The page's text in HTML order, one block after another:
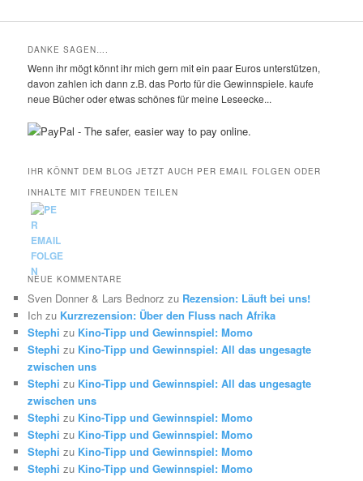
DANKE SAGEN….
Wenn ihr mögt könnt ihr mich gern mit ein paar Euros unterstützen,
davon zahlen ich dann z.B. das Porto für die Gewinnspiele. kaufe
neue Bücher oder etwas schönes für meine Leseecke...
IHR KÖNNT DEM BLOG JETZT AUCH PER EMAIL FOLGEN ODER
INHALTE MIT FREUNDEN TEILEN
NEUE KOMMENTARE
Sven Donner & Lars Bednorz zu Rezension: Läuft bei uns!
Ich zu Kurzrezension: Über den Fluss nach Afrika
Stephi zu Kino-Tipp und Gewinnspiel: Momo
Stephi zu Kino-Tipp und Gewinnspiel: All das ungesagte
zwischen uns
Stephi zu Kino-Tipp und Gewinnspiel: All das ungesagte
zwischen uns
Stephi zu Kino-Tipp und Gewinnspiel: Momo
Stephi zu Kino-Tipp und Gewinnspiel: Momo
Stephi zu Kino-Tipp und Gewinnspiel: Momo
Stephi zu Kino-Tipp und Gewinnspiel: Momo